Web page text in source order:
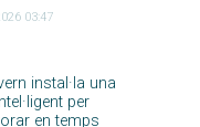
03:47
instal·la una
per
en temps